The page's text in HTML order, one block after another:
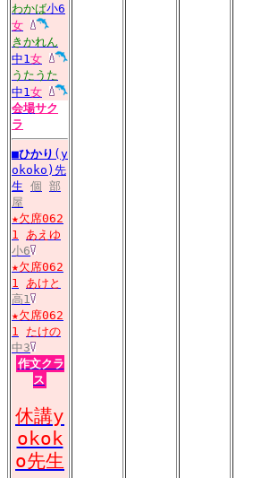
わかば小6
女
きかれん
中1 女
うたうた
中1 女
会場サク
ラ
■ひかり (y
okoko)先
生 個 部
屋
★欠席062
1
あえゆ
小6
★欠席062
1
あけと
高1
★欠席062
1
たけの
中3
作文クラ
ス
休講y
okok
o先生